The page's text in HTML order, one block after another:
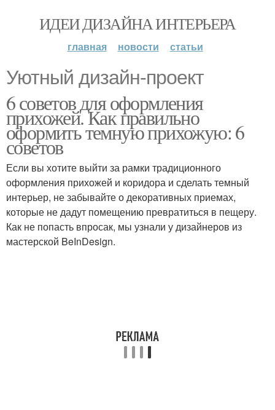
ИДЕИ ДИЗАЙНА ИНТЕРЬЕРА
главная новости статьи
Уютный дизайн-проект
6 советов для оформления
прихожей. Как правильно
оформить темную прихожую: 6
советов
Если вы хотите выйти за рамки традиционного
оформления прихожей и коридора и сделать темный
интерьер, не забывайте о декоративных приемах,
которые не дадут помещению превратиться в пещеру.
Как не попасть впросак, мы узнали у дизайнеров из
мастерской BeInDesign.